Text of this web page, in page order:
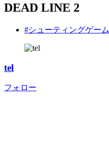
DEAD LINE 2
#シューティングゲーム
tel
フォロー